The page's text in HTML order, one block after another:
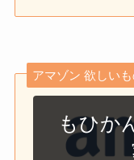
アマゾン 欲しいも
もひか